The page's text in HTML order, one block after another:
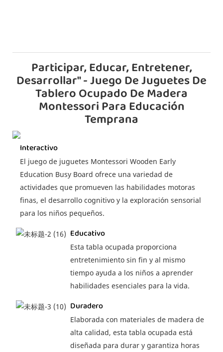
Participar, Educar, Entretener,
Desarrollar" - Juego De Juguetes De
Tablero Ocupado De Madera
Montessori Para Educación
Temprana
Interactivo
El juego de juguetes Montessori Wooden Early
Education Busy Board ofrece una variedad de
actividades que promueven las habilidades motoras
finas, el desarrollo cognitivo y la exploración sensorial
para los niños pequeños.
Educativo
Esta tabla ocupada proporciona
entretenimiento sin fin y al mismo
tiempo ayuda a los niños a aprender
habilidades esenciales para la vida.
Duradero
Elaborada con materiales de madera de
alta calidad, esta tabla ocupada está
diseñada para durar y garantiza horas